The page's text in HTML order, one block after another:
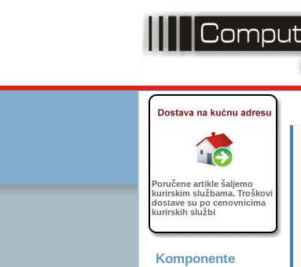
Poručene artikle šaljemo
kurirskim službama. Troškovi
dostave su po cenovnicima
kurirskih službi
Komponente